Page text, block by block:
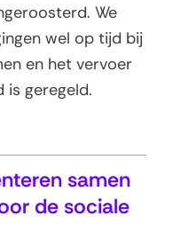
We
wel op tijd bij
en het vervoer
is geregeld.
samen
de sociale